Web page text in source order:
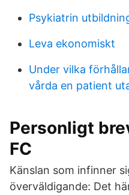
Psykiatrin
Leva ekonomiskt
Under vilka
vårda en patient
Personligt
FC
Känslan som infinner
överväldigande: Det